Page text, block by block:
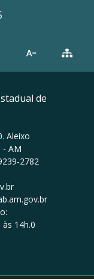
de
Aleixo
- AM
2782
14h.0